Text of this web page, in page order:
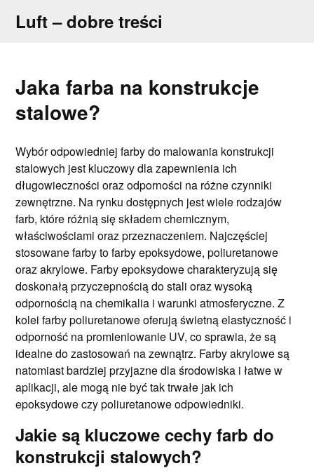
Luft – dobre treści
Jaka farba na konstrukcje
stalowe?
Wybór odpowiedniej farby do malowania konstrukcji
stalowych jest kluczowy dla zapewnienia ich
długowieczności oraz odporności na różne czynniki
zewnętrzne. Na rynku dostępnych jest wiele rodzajów
farb, które różnią się składem chemicznym,
właściwościami oraz przeznaczeniem. Najczęściej
stosowane farby to farby epoksydowe, poliuretanowe
oraz akrylowe. Farby epoksydowe charakteryzują się
doskonałą przyczepnością do stali oraz wysoką
odpornością na chemikalia i warunki atmosferyczne. Z
kolei farby poliuretanowe oferują świetną elastyczność i
odporność na promieniowanie UV, co sprawia, że są
idealne do zastosowań na zewnątrz. Farby akrylowe są
natomiast bardziej przyjazne dla środowiska i łatwe w
aplikacji, ale mogą nie być tak trwałe jak ich
epoksydowe czy poliuretanowe odpowiedniki.
Jakie są kluczowe cechy farb do
konstrukcji stalowych?